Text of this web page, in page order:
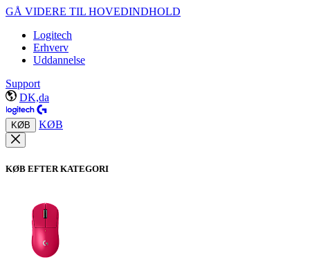
GÅ VIDERE TIL HOVEDINDHOLD
Logitech
Erhverv
Uddannelse
Support
DK,da
KØB KØB
KØB EFTER KATEGORI